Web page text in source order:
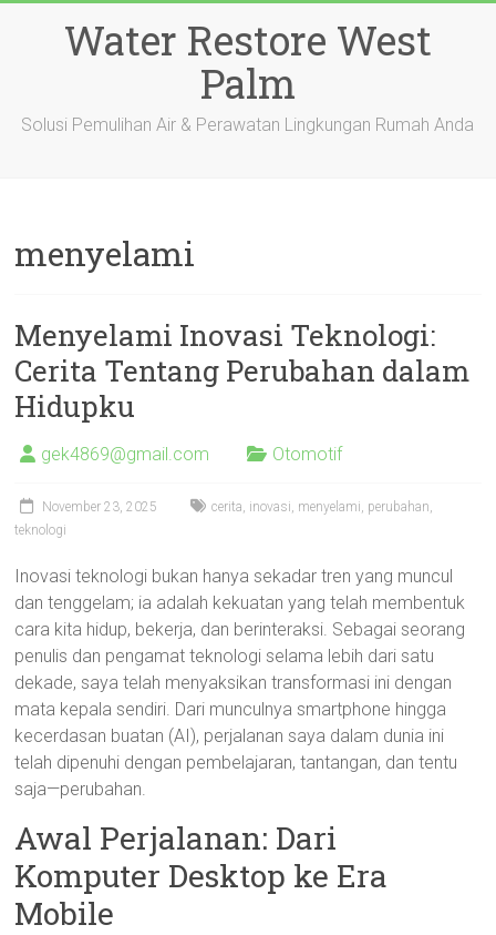
Water Restore West
Palm
Solusi Pemulihan Air & Perawatan Lingkungan Rumah Anda
menyelami
Menyelami Inovasi Teknologi:
Cerita Tentang Perubahan dalam
Hidupku
gek4869@gmail.com Otomotif
November 23, 2025 cerita, inovasi, menyelami, perubahan,
teknologi
Inovasi teknologi bukan hanya sekadar tren yang muncul
dan tenggelam; ia adalah kekuatan yang telah membentuk
cara kita hidup, bekerja, dan berinteraksi. Sebagai seorang
penulis dan pengamat teknologi selama lebih dari satu
dekade, saya telah menyaksikan transformasi ini dengan
mata kepala sendiri. Dari munculnya smartphone hingga
kecerdasan buatan (AI), perjalanan saya dalam dunia ini
telah dipenuhi dengan pembelajaran, tantangan, dan tentu
saja—perubahan.
Awal Perjalanan: Dari
Komputer Desktop ke Era
Mobile